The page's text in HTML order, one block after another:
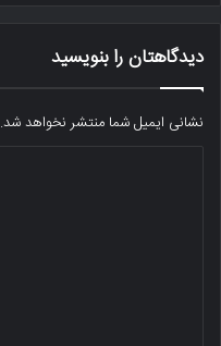
دیدگاهتان را بنویسید
نشانی ایمیل شما منتشر نخواهد شد.